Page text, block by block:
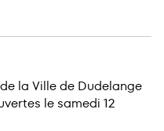
la Ville de Dudelange
le samedi 12